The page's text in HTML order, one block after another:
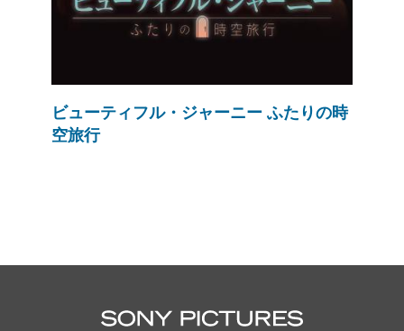
ビューティフル・ジャーニー ふたりの時
空旅行